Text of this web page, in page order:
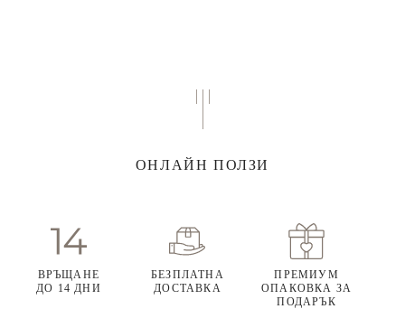
ОНЛАЙН ПОЛЗИ
ВРЪЩАНЕ
ДО 14 ДНИ
БЕЗПЛАТНА
ДОСТАВКА
ПРЕМИУМ
ОПАКОВКА ЗА
ПОДАРЪК